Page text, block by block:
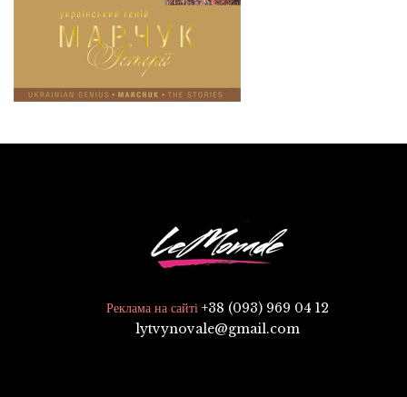
Реклама на сайті +38 (093) 969 04 12
lytvynovale@gmail.com